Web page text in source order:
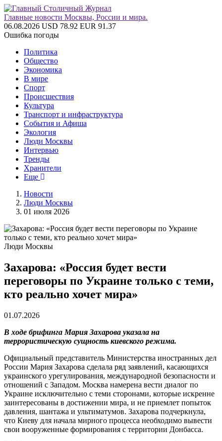
Главные новости Москвы, России и мира.
06.08.2026 USD 78.92 EUR 91.37
Ошибка погоды
Политика
Общество
Экономика
В мире
Спорт
Происшествия
Культура
Транспорт и инфраструктура
События и Афиша
Экология
Люди Москвы
Интервью
Тренды
Хранители
Еще
Новости
Люди Москвы
01 июля 2026
Люди Москвы
Захарова: «Россия будет вести
переговоры по Украине только с теми,
кто реально хочет мира»
01.07.2026
В ходе брифинга Мария Захарова указала на
террористическую сущность киевского режима.
Официальный представитель Министерства иностранных дел
России Мария Захарова сделала ряд заявлений, касающихся
украинского урегулирования, международной безопасности и
отношений с Западом. Москва намерена вести диалог по
Украине исключительно с теми сторонами, которые искренне
заинтересованы в достижении мира, и не приемлет попыток
давления, шантажа и ультиматумов. Захарова подчеркнула,
что Киеву для начала мирного процесса необходимо вывести
свои вооруженные формирования с территории Донбасса.